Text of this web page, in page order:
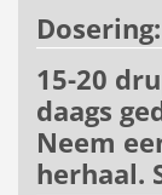
Dosering:
15-20
daags
Neem
herhaal.